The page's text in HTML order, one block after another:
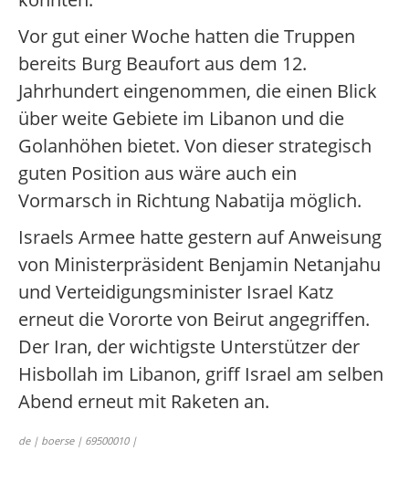
Vor gut einer Woche hatten die Truppen
bereits Burg Beaufort aus dem 12.
Jahrhundert eingenommen, die einen Blick
über weite Gebiete im Libanon und die
Golanhöhen bietet. Von dieser strategisch
guten Position aus wäre auch ein
Vormarsch in Richtung Nabatija möglich.
Israels Armee hatte gestern auf Anweisung
von Ministerpräsident Benjamin Netanjahu
und Verteidigungsminister Israel Katz
erneut die Vororte von Beirut angegriffen.
Der Iran, der wichtigste Unterstützer der
Hisbollah im Libanon, griff Israel am selben
Abend erneut mit Raketen an.
de | boerse | 69500010 |